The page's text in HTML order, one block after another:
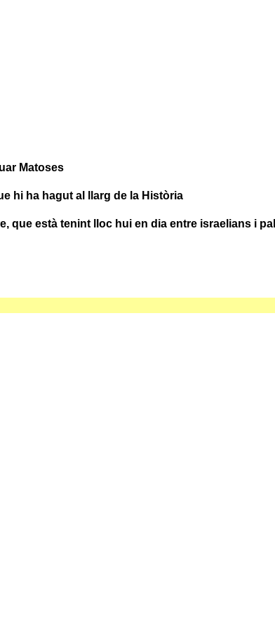
Matoses
hi ha hagut al llarg de la Història
que està tenint lloc hui en dia entre israelians i